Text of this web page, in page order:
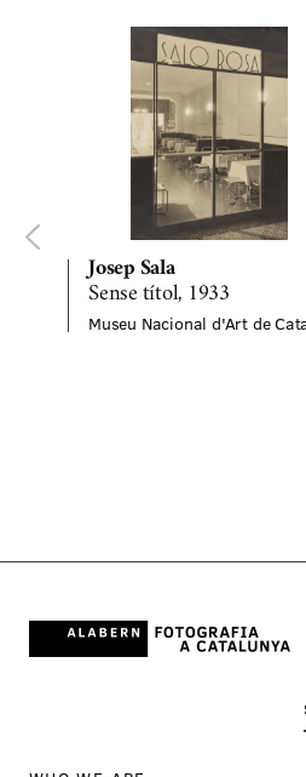
Josep Sala
Sense títol, 1933
Museu Nacional d'Art de